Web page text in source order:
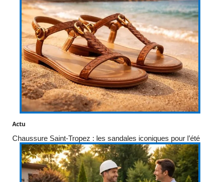
Actu
Chaussure Saint-Tropez : les sandales iconiques pour l’été